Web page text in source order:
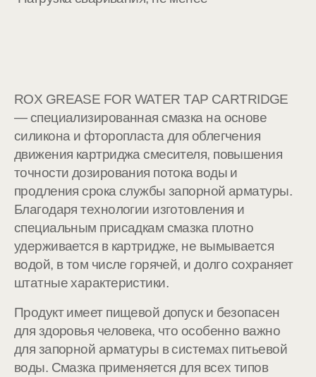
ROX GREASE FOR WATER TAP CARTRIDGE
— специализированная смазка на основе
силикона и фторопласта для облегчения
движения картриджа смесителя, повышения
точности дозирования потока воды и
продления срока службы запорной арматуры.
Благодаря технологии изготовления и
специальным присадкам смазка плотно
удерживается в картридже, не вымывается
водой, в том числе горячей, и долго сохраняет
штатные характеристики.
Продукт имеет пищевой допуск и безопасен
для здоровья человека, что особенно важно
для запорной арматуры в системах питьевой
воды. Смазка применяется для всех типов